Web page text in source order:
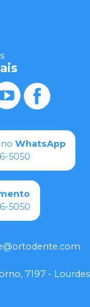
WhatsApp
5050
5050
7197 -